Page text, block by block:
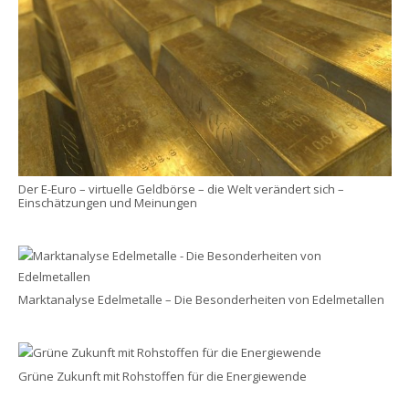
Der E-Euro – virtuelle Geldbörse – die Welt verändert sich –
Einschätzungen und Meinungen
Marktanalyse Edelmetalle – Die Besonderheiten von Edelmetallen
Grüne Zukunft mit Rohstoffen für die Energiewende